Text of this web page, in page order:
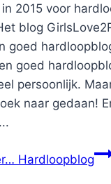
2015 voor
blog
goed
goed
persoonlijk.
naar gedaan!
Hardloopblog